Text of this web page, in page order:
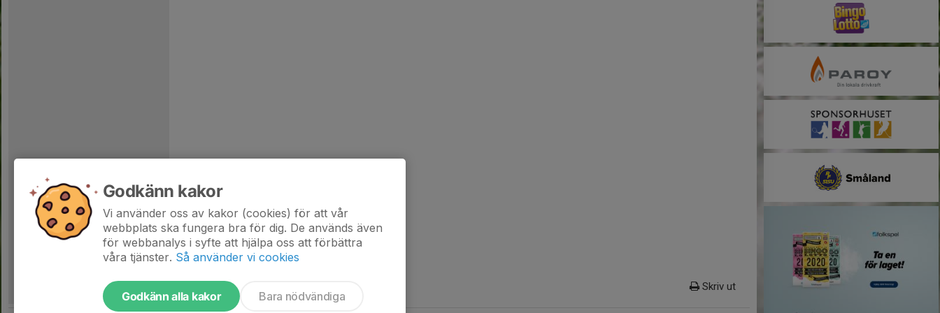
Skriv ut
Godkänn kakor
Vi använder oss av kakor (cookies) för att vår
webbplats ska fungera bra för dig. De används även
för webbanalys i syfte att hjälpa oss att förbättra
våra tjänster. Så använder vi cookies
Godkänn alla kakor Bara nödvändiga